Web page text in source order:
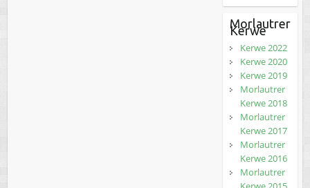
Morlautrer
Kerwe
Kerwe 2022
Kerwe 2020
Kerwe 2019
Morlautrer
Kerwe 2018
Morlautrer
Kerwe 2017
Morlautrer
Kerwe 2016
Morlautrer